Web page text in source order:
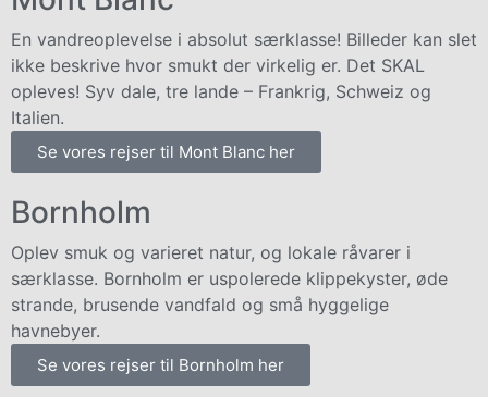
En vandreoplevelse i absolut særklasse! Billeder kan slet
ikke beskrive hvor smukt der virkelig er. Det SKAL
opleves! Syv dale, tre lande – Frankrig, Schweiz og
Italien.
Se vores rejser til Mont Blanc her
Bornholm
Oplev smuk og varieret natur, og lokale råvarer i
særklasse. Bornholm er uspolerede klippekyster, øde
strande, brusende vandfald og små hyggelige
havnebyer.
Se vores rejser til Bornholm her